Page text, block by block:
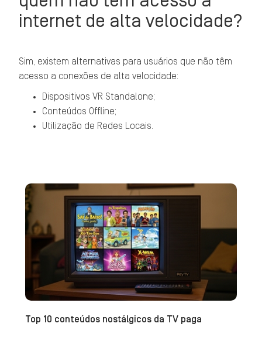
internet de alta velocidade?
Sim, existem alternativas para usuários que não têm
acesso a conexões de alta velocidade:
Dispositivos VR Standalone;
Conteúdos Offline;
Utilização de Redes Locais.
Top 10 conteúdos nostálgicos da TV paga